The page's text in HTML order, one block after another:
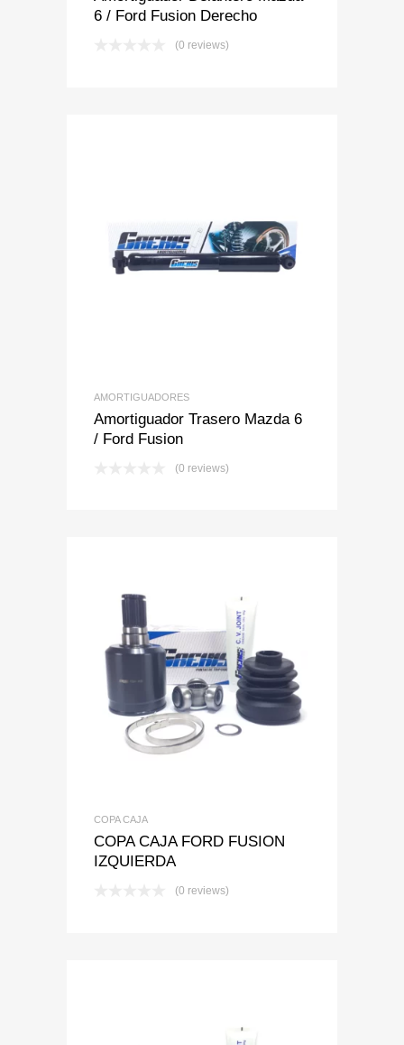
6 / Ford Fusion Derecho
(0 reviews)
Add to Wishlist
Add to Compare
AMORTIGUADORES
Amortiguador Trasero Mazda 6
/ Ford Fusion
(0 reviews)
Add to Wishlist
Add to Compare
COPA CAJA
COPA CAJA FORD FUSION
IZQUIERDA
(0 reviews)